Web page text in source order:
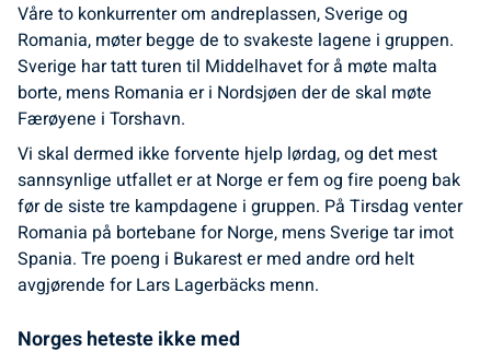
Våre to konkurrenter om andreplassen, Sverige og
Romania, møter begge de to svakeste lagene i gruppen.
Sverige har tatt turen til Middelhavet for å møte malta
borte, mens Romania er i Nordsjøen der de skal møte
Færøyene i Torshavn.
Vi skal dermed ikke forvente hjelp lørdag, og det mest
sannsynlige utfallet er at Norge er fem og fire poeng bak
før de siste tre kampdagene i gruppen. På Tirsdag venter
Romania på bortebane for Norge, mens Sverige tar imot
Spania. Tre poeng i Bukarest er med andre ord helt
avgjørende for Lars Lagerbäcks menn.
Norges heteste ikke med